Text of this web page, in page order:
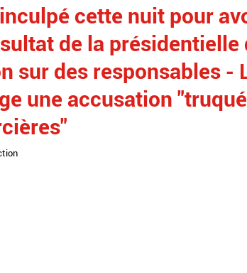
cette nuit pour
de la présidentielle
sur des responsables -
une accusation